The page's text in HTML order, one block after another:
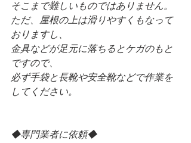
そこまで難しいものではありません。
ただ、屋根の上は滑りやすくもなって
おりますし、
金具などが足元に落ちるとケガのもと
ですので、
必ず手袋と長靴や安全靴などで作業を
してください。
◆専門業者に依頼◆